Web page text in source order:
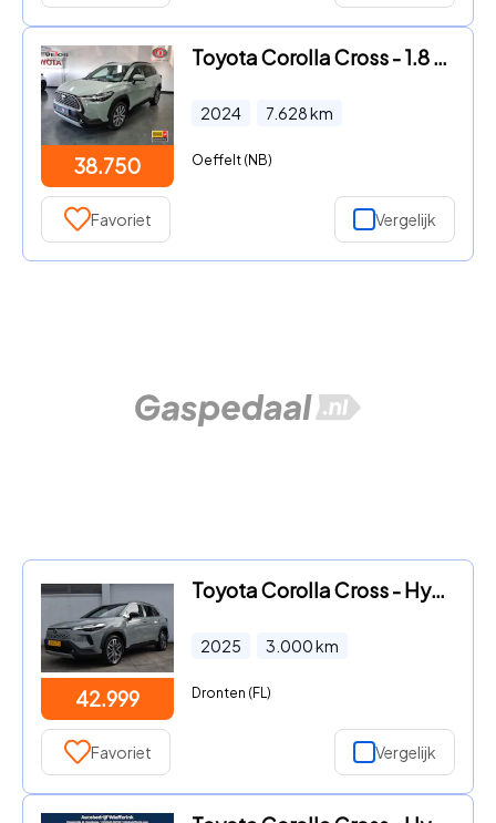
38.750
Toyota Corolla Cross - 1.8 Hybrid 140 Style Plus / DAB / PDC /NAV
2024 7.628km
Oeffelt (NB)
Favoriet Vergelijk
42.999
Toyota Corolla Cross - Hybrid 140 Dynamic Automaat 140pk | BSM | Stoel&stuur verwar
2025 3.000km
Dronten (FL)
Favoriet Vergelijk